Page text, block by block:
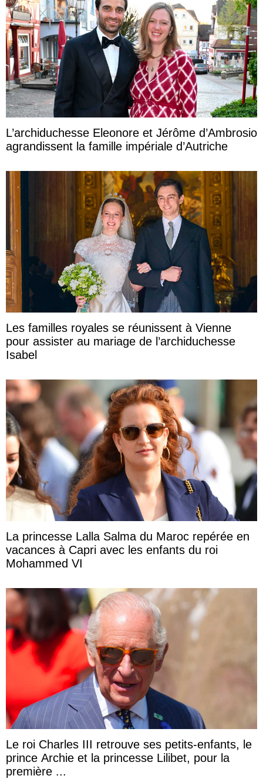
L’archiduchesse Eleonore et Jérôme d’Ambrosio
agrandissent la famille impériale d’Autriche
Les familles royales se réunissent à Vienne
pour assister au mariage de l’archiduchesse
Isabel
La princesse Lalla Salma du Maroc repérée en
vacances à Capri avec les enfants du roi
Mohammed VI
Le roi Charles III retrouve ses petits-enfants, le
prince Archie et la princesse Lilibet, pour la
première ...